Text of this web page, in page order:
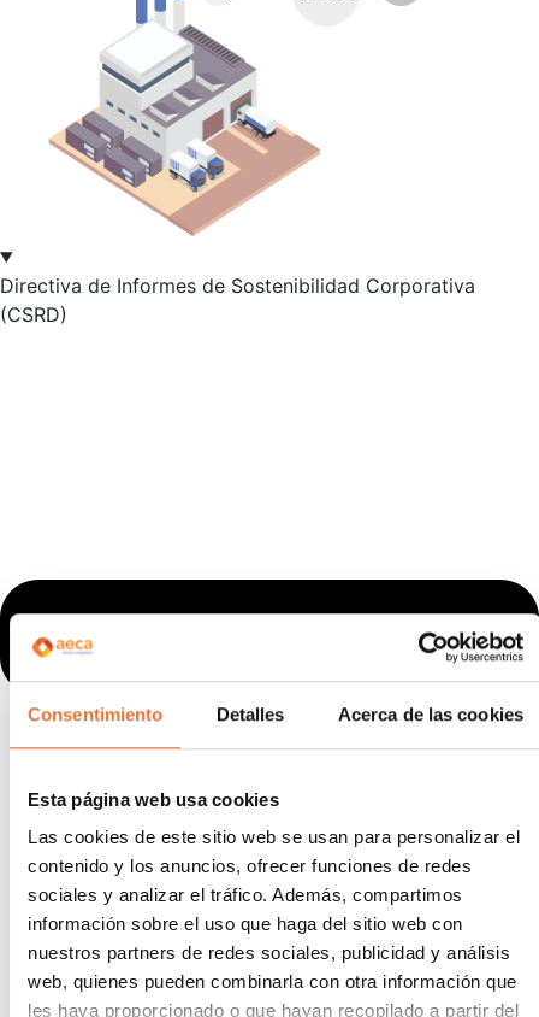
Consentimiento Detalles Acerca de las cookies
Esta página web usa cookies
Las cookies de este sitio web se usan para personalizar el
contenido y los anuncios, ofrecer funciones de redes
sociales y analizar el tráfico. Además, compartimos
información sobre el uso que haga del sitio web con
nuestros partners de redes sociales, publicidad y análisis
web, quienes pueden combinarla con otra información que
les haya proporcionado o que hayan recopilado a partir del
Directiva de Informes de Sostenibilidad Corporativa
(CSRD)